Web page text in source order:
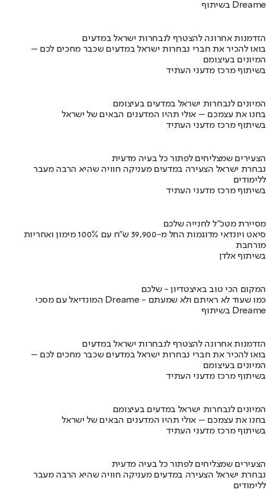
בשיתוף Dreame
הזדמנות אחרונה להצטרף לנבחרות ישראל במדעים
בואו להכיר את חברי נבחרות ישראל במדעים שכבר מחכים לכם –
המיונים בעיצומם
בשיתוף מרכז מדעני העתיד
המיונים לנבחרות ישראל במדעים בעיצומם
בחנו את עצמכם – אולי תהיו המדענים הבאים של ישראל
בשיתוף מרכז מדעני העתיד
הצעירים שמצליחים לפתור כל בעיה מדעית
נבחרת ישראל הצעירה במדעים מעניקה חוויה שהיא הרבה מעבר
ללימודים
בשיתוף מרכז מדעני העתיד
מסיירת מטכ"ל לחנייה שלכם
סיאט ויונדאי מדוגמות החל מ-39,900 ש״ח עם 100% מימון ואחריות
מורחבת
בשיתוף אלדן
המקום הכי טוב באיצטדיון - שלכם
המונדיאל עם מסכי Dreame - כמו שעוד לא ראיתם ולא שמעתם
בשיתוף Dreame
הזדמנות אחרונה להצטרף לנבחרות ישראל במדעים
בואו להכיר את חברי נבחרות ישראל במדעים שכבר מחכים לכם –
המיונים בעיצומם
בשיתוף מרכז מדעני העתיד
המיונים לנבחרות ישראל במדעים בעיצומם
בחנו את עצמכם – אולי תהיו המדענים הבאים של ישראל
בשיתוף מרכז מדעני העתיד
הצעירים שמצליחים לפתור כל בעיה מדעית
נבחרת ישראל הצעירה במדעים מעניקה חוויה שהיא הרבה מעבר
ללימודים